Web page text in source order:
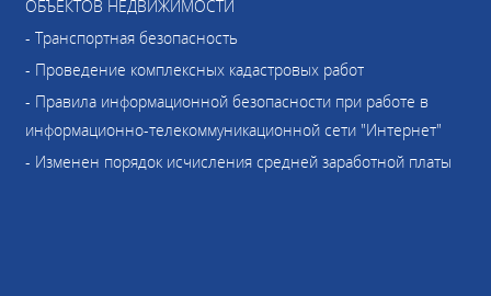
ОБЪЕКТОВ НЕДВИЖИМОСТИ
- Транспортная безопасность
- Проведение комплексных кадастровых работ
- Правила информационной безопасности при работе в
информационно-телекоммуникационной сети "Интернет"
- Изменен порядок исчисления средней заработной платы